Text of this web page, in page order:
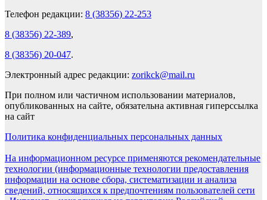
Телефон редакции: 8 (38356) 22-253
8 (38356) 22-389,
8 (38356) 20-047.
Электронный адрес редакции: zorikck@mail.ru
При полном или частичном использовании материалов,
опубликованных на сайте, обязательна активная гиперссылка
на сайт
Политика конфиденциальных персональных данных
На информационном ресурсе применяются рекомендательные
технологии (информационные технологии предоставления
информации на основе сбора, систематизации и анализа
сведений, относящихся к предпочтениям пользователей сети